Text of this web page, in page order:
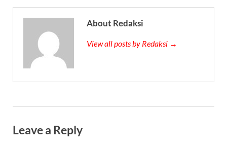
About Redaksi
View all posts by Redaksi →
Leave a Reply